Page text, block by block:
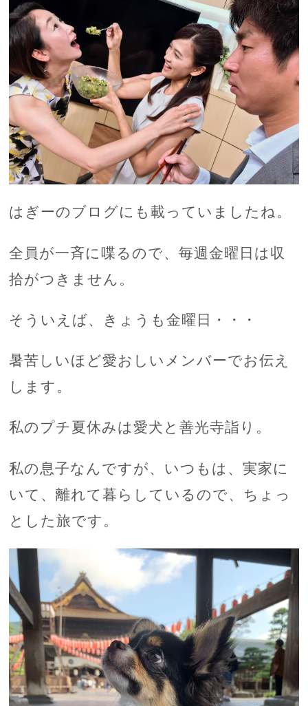
はぎーのブログにも載っていましたね。
全員が一斉に喋るので、毎週金曜日は収
拾がつきません。
そういえば、きょうも金曜日・・・
暑苦しいほど愛おしいメンバーでお伝え
します。
私のプチ夏休みは愛犬と善光寺詣り。
私の息子なんですが、いつもは、実家に
いて、離れて暮らしているので、ちょっ
とした旅です。